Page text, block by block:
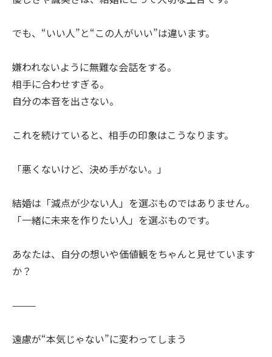
でも、“いい人”と“この人がいい”は違います。
嫌われないように無難な会話をする。
相手に合わせすぎる。
自分の本音を出さない。
これを続けていると、相手の印象はこうなります。
「悪くないけど、決め手がない。」
結婚は「減点が少ない人」を選ぶものではありません。
「一緒に未来を作りたい人」を選ぶものです。
あなたは、自分の想いや価値観をちゃんと見せています
か？
⸻
遠慮が“本気じゃない”に変わってしまう